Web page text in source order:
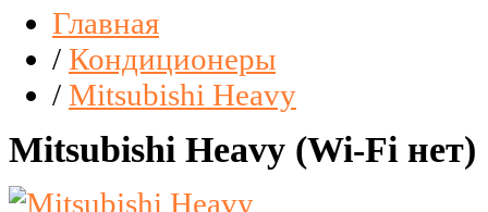
Главная
/ Кондиционеры
/ Mitsubishi Heavy
Mitsubishi Heavy (Wi-Fi нет)